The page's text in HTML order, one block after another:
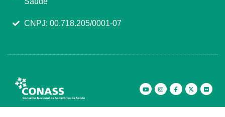
CNPJ: 00.718.205/0001-07